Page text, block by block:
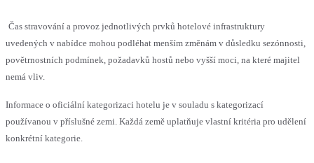
Čas stravování a provoz jednotlivých prvků hotelové infrastruktury
uvedených v nabídce mohou podléhat menším změnám v důsledku sezónnosti,
povětrnostních podmínek, požadavků hostů nebo vyšší moci, na které majitel
nemá vliv.
Informace o oficiální kategorizaci hotelu je v souladu s kategorizací
používanou v příslušné zemi. Každá země uplatňuje vlastní kritéria pro udělení
konkrétní kategorie.